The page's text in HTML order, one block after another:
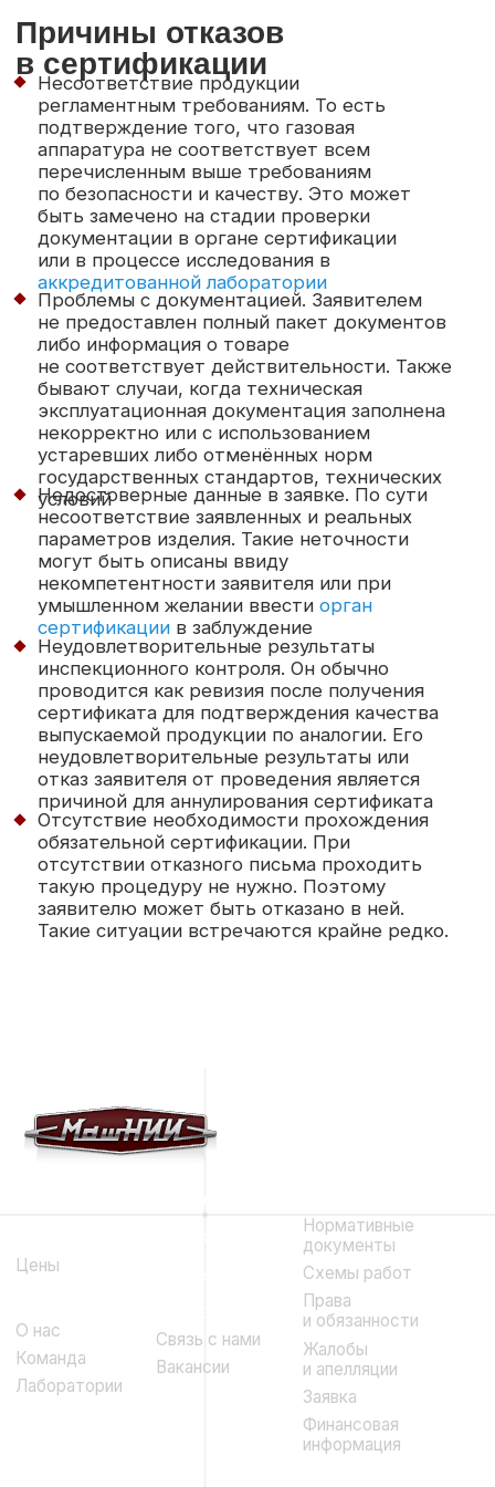
Оставить заявку
Главная
Отзывы
Вопросы
Услуги
Цены
E-mail:
Телефон:
График работы:
osmashnii@mail.ru
+7 (967) 251-40-19
пн-пт с 9:00 до 18:00
Юридический адрес
Адрес местонахождения:
105066, город Москва,
улица Ольховская, дом
45, строение 1,
помещение 2А/½
105066, город Москва,
улица Ольховская, дом
45, строение 1,
помещение 2А/½
Cтатьи
Связь с нами
Вакансии
О компании
О нас
Команда
Лаборатории
Документы
Нормативные
документы
Схемы работ
Права
и обязанности
Жалобы
и апелляции
Финансовая
информация
Заявка
Политика конфиденциальности Разработка сайта